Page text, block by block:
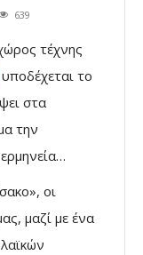
639
τέχνης
υποδέχεται το
στα
την
οι
μαζί με ένα